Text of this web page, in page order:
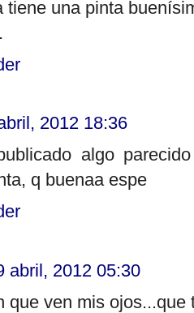
tiene una pinta
2012 18:36
algo
q buenaa espe
abril, 2012 05:30
que ven mis ojos...que